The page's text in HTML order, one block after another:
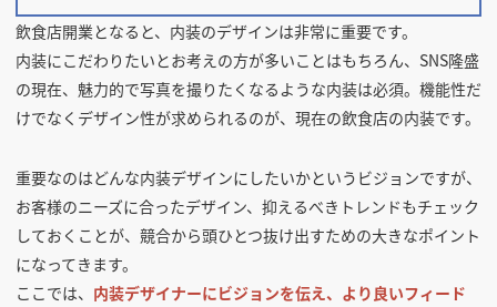
飲食店開業となると、内装のデザインは非常に重要です。
内装にこだわりたいとお考えの方が多いことはもちろん、SNS隆盛
の現在、魅力的で写真を撮りたくなるような内装は必須。機能性だ
けでなくデザイン性が求められるのが、現在の飲食店の内装です。
重要なのはどんな内装デザインにしたいかというビジョンですが、
お客様のニーズに合ったデザイン、抑えるべきトレンドもチェック
しておくことが、競合から頭ひとつ抜け出すための大きなポイント
になってきます。
ここでは、 内装デザイナーにビジョンを伝え、より良いフィード